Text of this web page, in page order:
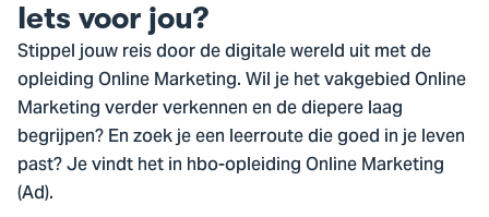
Iets voor jou?
Stippel jouw reis door de digitale wereld uit met de
opleiding Online Marketing. Wil je het vakgebied Online
Marketing verder verkennen en de diepere laag
begrijpen? En zoek je een leerroute die goed in je leven
past? Je vindt het in hbo-opleiding Online Marketing
(Ad).